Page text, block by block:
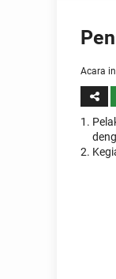
Acara